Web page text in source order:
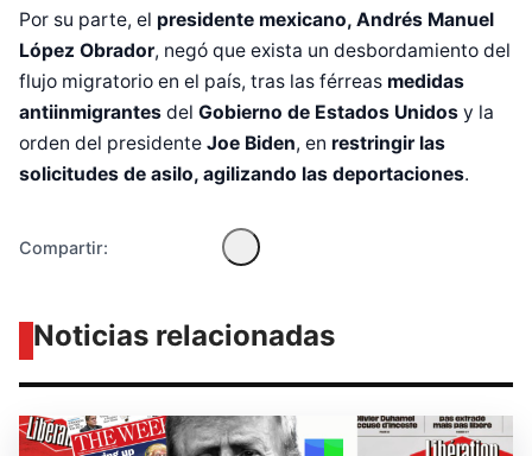
Por su parte, el presidente mexicano, Andrés Manuel
López Obrador, negó que exista un desbordamiento del
flujo migratorio en el país, tras las férreas medidas
antiinmigrantes del Gobierno de Estados Unidos y la
orden del presidente Joe Biden, en restringir las
solicitudes de asilo, agilizando las deportaciones.
Compartir:
Diseñado por Shiro
Noticias relacionadas